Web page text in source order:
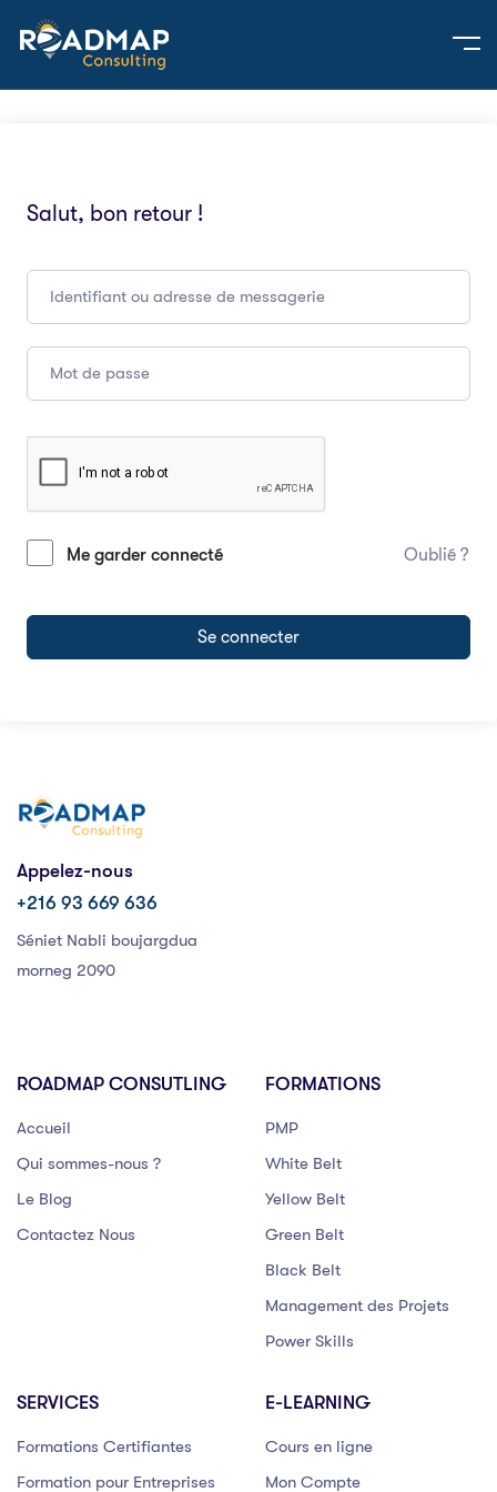
Salut, bon retour !
Me garder connecté Oublié ?
Se connecter
Appelez-nous
+216 93 669 636
Séniet Nabli boujargdua
morneg 2090
ROADMAP CONSUTLING
Accueil
Qui sommes-nous ?
Le Blog
Contactez Nous
FORMATIONS
PMP
White Belt
Yellow Belt
Green Belt
Black Belt
Management des Projets
Power Skills
SERVICES
Formations Certifiantes
Formation pour Entreprises
E-LEARNING
Cours en ligne
Mon Compte